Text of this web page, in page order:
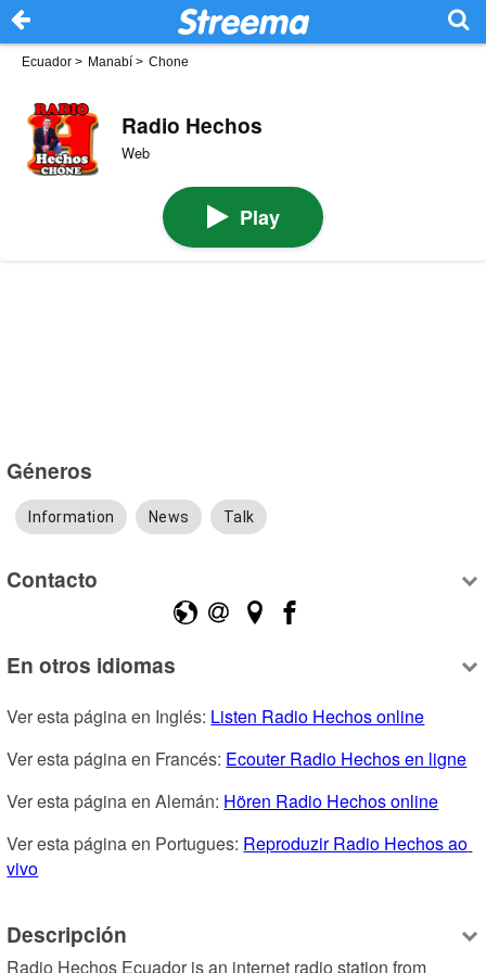
Ecuador > Manabí > Chone
Radio Hechos
Web
Play
Géneros
Information News Talk
Contacto
En otros idiomas
Ver esta página en Inglés: Listen Radio Hechos online
Ver esta página en Francés: Ecouter Radio Hechos en ligne
Ver esta página en Alemán: Hören Radio Hechos online
Ver esta página en Portugues: Reproduzir Radio Hechos ao
vivo
Descripción
Radio Hechos Ecuador is an internet radio station from